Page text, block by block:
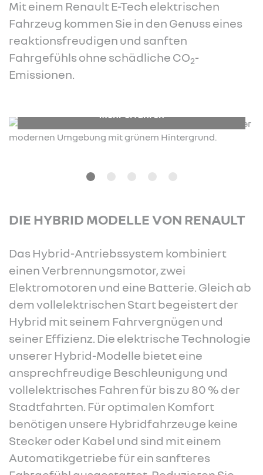
Mit einem Renault E-Tech elektrischen
Fahrzeug kommen Sie in den Genuss eines
reaktionsfreudigen und sanften
Fahrgefühls ohne schädliche CO2-
Emissionen.
Mehr erfahren
DIE HYBRID MODELLE VON RENAULT
Das Hybrid-Antriebssystem kombiniert
einen Verbrennungsmotor, zwei
Elektromotoren und eine Batterie. Gleich ab
dem vollelektrischen Start begeistert der
Hybrid mit seinem Fahrvergnügen und
seiner Effizienz. Die elektrische Technologie
unserer Hybrid-Modelle bietet eine
ansprechfreudige Beschleunigung und
vollelektrisches Fahren für bis zu 80 % der
Stadtfahrten. Für optimalen Komfort
benötigen unsere Hybridfahrzeuge keine
Stecker oder Kabel und sind mit einem
Automatikgetriebe für ein sanfteres